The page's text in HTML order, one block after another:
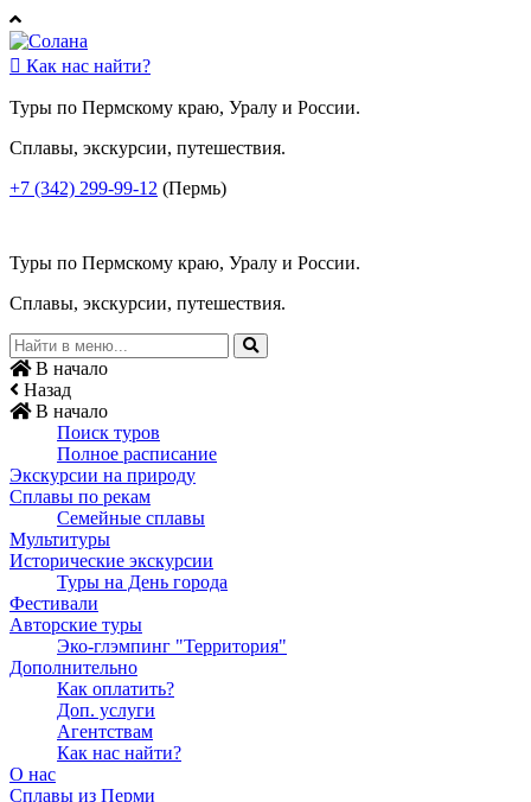
 Как нас найти?
Туры по Пермскому краю, Уралу и России.
Сплавы, экскурсии, путешествия.
+7 (342) 299-99-12 (Пермь)
Туры по Пермскому краю, Уралу и России.
Сплавы, экскурсии, путешествия.
В начало
Назад
В начало
Поиск туров
Полное расписание
Экскурсии на природу
Сплавы по рекам
Семейные сплавы
Мультитуры
Исторические экскурсии
Туры на День города
Фестивали
Авторские туры
Эко-глэмпинг "Территория"
Дополнительно
Как оплатить?
Доп. услуги
Агентствам
Как нас найти?
О нас
Сплавы из Перми